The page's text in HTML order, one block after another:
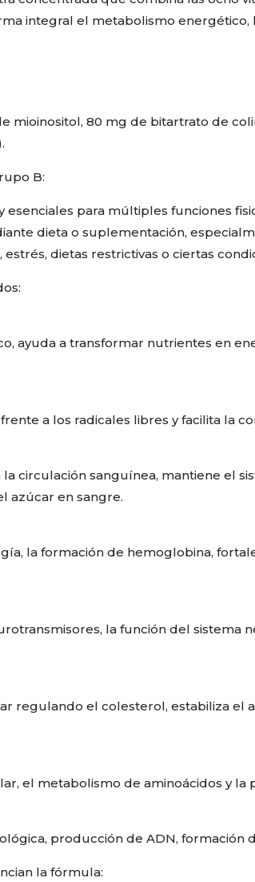
integral el metabolismo
mioinositol, 80 mg de bitartrato de
B:
esenciales para múltiples funciones
dieta o suplementación,
estrés, dietas restrictivas o ciertas
ayuda a transformar nutrientes en
a los radicales libres y facilita la
circulación sanguínea, mantiene el
azúcar en sangre.
la formación de hemoglobina,
la función del sistema
regulando el colesterol, estabiliza el
el metabolismo de aminoácidos y
producción de ADN,
la fórmula: